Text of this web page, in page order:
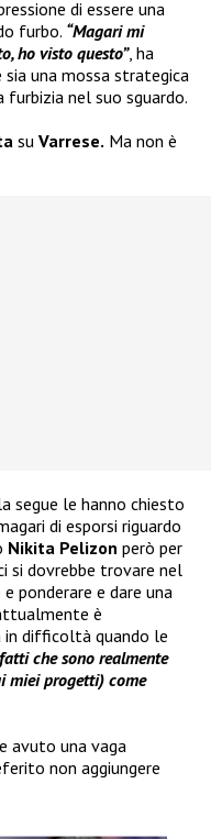
di essere una
furbo. “Magari mi
ho visto questo”, ha
sia una mossa strategica
furbizia nel suo sguardo.
su Varrese. Ma non è
segue le hanno chiesto
di esporsi riguardo
Nikita Pelizon però per
si dovrebbe trovare nel
ponderare e dare una
è
difficoltà quando le
che sono realmente
miei progetti) come
avuto una vaga
non aggiungere